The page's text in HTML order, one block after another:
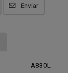
Enviar
A830L